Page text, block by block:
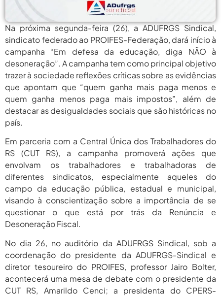
PROIFES Celebra Os 58 Anos Da
APUB...
Institutos Federais...
2026
Balanço Da 78ª SBPC: Na Primeira
agosto
6, 2026
Profissionais De...
agosto 6,
MEC Autoriza 937 Novos Cargos Em
Institutos Federais...
agosto 6,
2026
Balanço Da 78ª SBPC: Na Primeira
Participação, PROIFES...
agosto
6, 2026
6 De Agosto: Dia Nacional Dos
Profissionais De...
agosto 6,
PROIFES Celebra Os 58 Anos Da
APUB...
agosto 6,
2026
MEC Autoriza 937 Novos Cargos Em
Institutos Federais...
agosto 6,
2026
Na próxima segunda-feira (26), a ADUFRGS Sindical,
sindicato federado ao PROIFES-Federação, dará início à
campanha “Em defesa da educação, diga NÃO à
desoneração”. A campanha tem como principal objetivo
trazer à sociedade reflexões críticas sobre as evidências
que apontam que “quem ganha mais paga menos e
quem ganha menos paga mais impostos”, além de
destacar as desigualdades sociais que são históricas no
país.
Em parceria com a Central Única dos Trabalhadores do
RS (CUT RS), a campanha promoverá ações que
envolvam os trabalhadores e trabalhadoras de
diferentes sindicatos, especialmente aqueles do
campo da educação pública, estadual e municipal,
visando à conscientização sobre a importância de se
questionar o que está por trás da Renúncia e
Desoneração Fiscal.
No dia 26, no auditório da ADUFRGS Sindical, sob a
coordenação do presidente da ADUFRGS-Sindical e
diretor tesoureiro do PROIFES, professor Jairo Bolter,
acontecerá uma mesa de debate com o presidente da
CUT RS, Amarildo Cenci; a presidenta do CPERS-